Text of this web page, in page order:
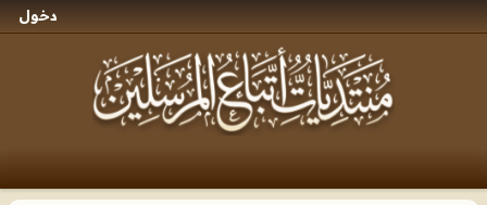
دخول